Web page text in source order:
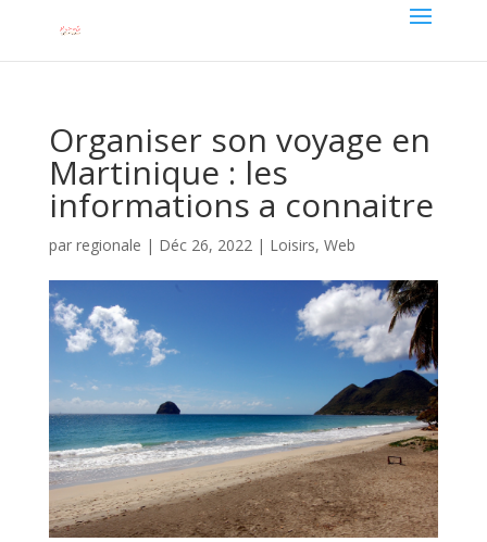
Organiser son voyage en
Martinique : les
informations a connaitre
par regionale | Déc 26, 2022| Loisirs, Web